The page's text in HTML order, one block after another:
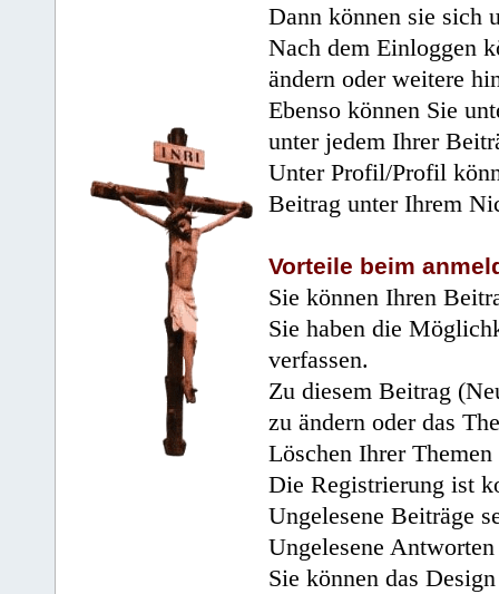
Dann können sie sich
Nach dem Einloggen
ändern oder weitere
Ebenso können Sie
unter jedem Ihrer
Unter Profil/Profil
Beitrag unter Ihrem
Vorteile beim
Sie können Ihren
Sie haben die
verfassen.
Zu diesem Beitrag
zu ändern oder das
Löschen Ihrer
Die Registrierung ist
Ungelesene Beiträge
Ungelesene
Sie können das